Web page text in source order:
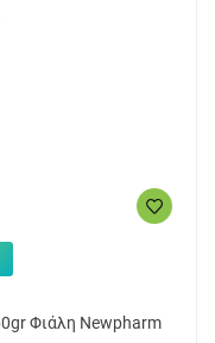
Φιάλη Newpharm